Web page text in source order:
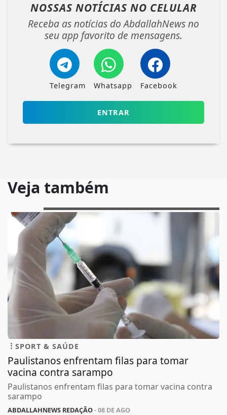
NOSSAS NOTÍCIAS NO CELULAR
Receba as notícias do AbdallahNews no
seu app favorito de mensagens.
Telegram Whatsapp Facebook
ENTRAR
Veja também
SPORT & SAÚDE
Paulistanos enfrentam filas para tomar
vacina contra sarampo
Paulistanos enfrentam filas para tomar vacina contra
sarampo
ABDALLAHNEWS REDAÇÃO- 08 DE AGO